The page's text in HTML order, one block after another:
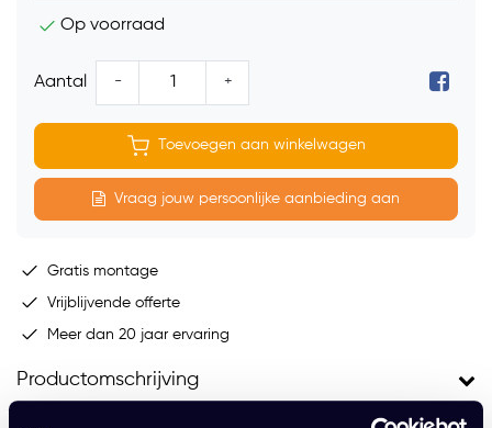
Op voorraad
Aantal - +
Toevoegen aan winkelwagen
Vraag jouw persoonlijke aanbieding aan
Gratis montage
Vrijblijvende offerte
Meer dan 20 jaar ervaring
Productomschrijving